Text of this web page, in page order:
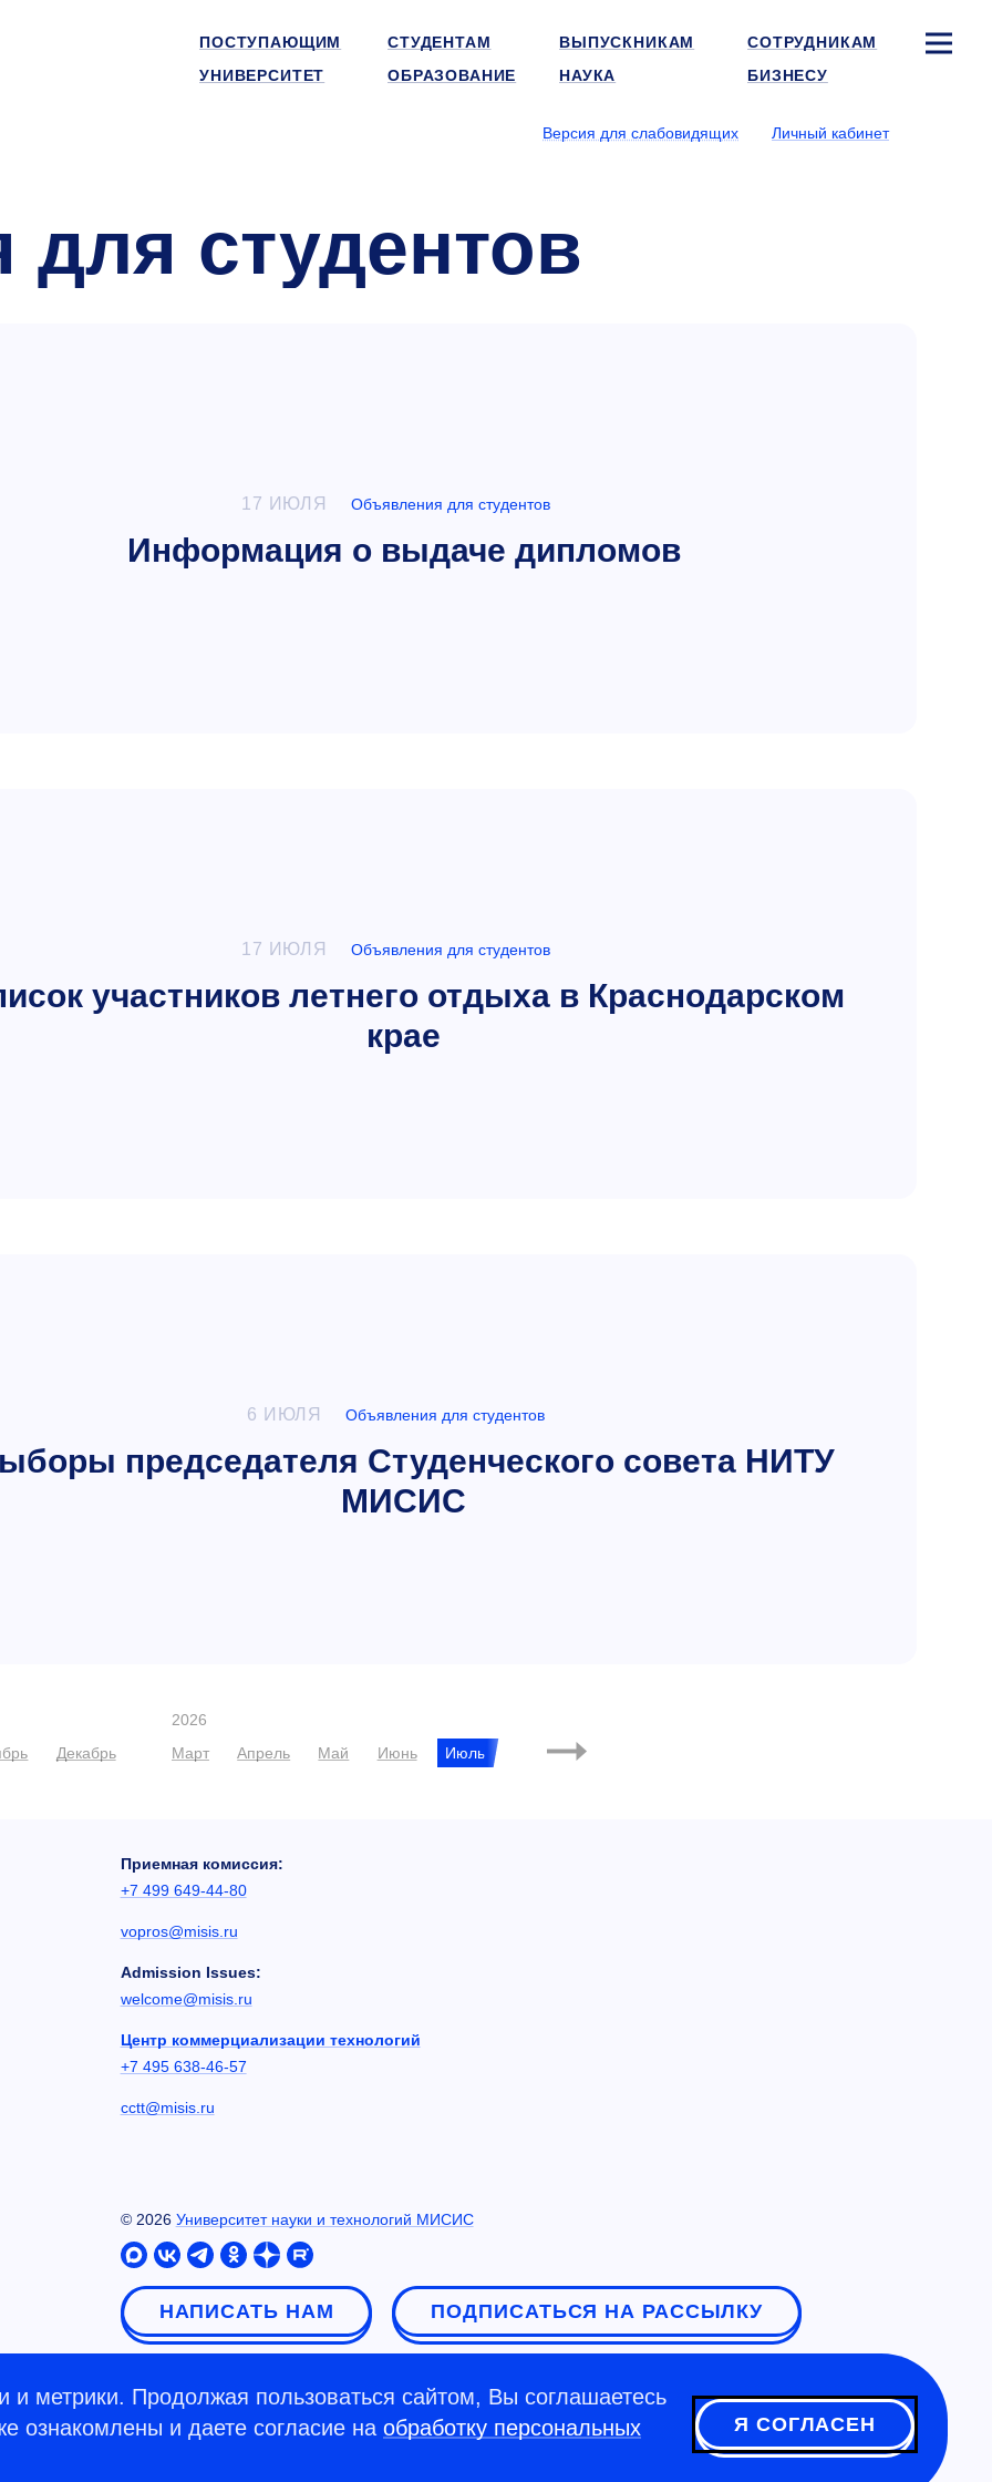
ПОСТУПАЮЩИМ СТУДЕНТАМ ВЫПУСКНИКАМ
СОТРУДНИКАМ
УНИВЕРСИТЕТ
ОБРАЗОВАНИЕ НАУКА БИЗНЕСУ
Версия для слабовидящих Личный кабинет
студентов
Декабрь
2026
Март
Апрель Май Июнь Июль
17 ИЮЛЯ Объявления для студентов
Информация о выдаче дипломов
17 ИЮЛЯ Объявления для студентов
участников летнего отдыха в Краснодарском
крае
6 ИЮЛЯ Объявления для студентов
председателя Студенческого совета НИТУ
МИСИС
Приемная комиссия:
+7 499 649-44-80
vopros@misis.ru
Admission Issues:
welcome@misis.ru
Центр коммерциализации технологий
+7 495 638-46-57
cctt@misis.ru
© 2026 Университет науки и технологий МИСИС
НАПИСАТЬ НАМ ПОДПИСАТЬСЯ НА РАССЫЛКУ
метрики. Продолжая пользоваться сайтом, Вы соглашаетесь
ознакомлены и даете согласие на обработку персональных Я СОГЛАСЕН